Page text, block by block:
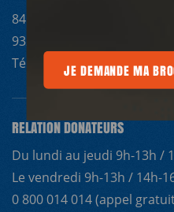
84 avenue du Président
93210 Saint Denis
Tél : 01 44 92 15 15
RELATION DONATEURS
Du lundi au jeudi 9h-13h /
Le vendredi 9h-13h / 14h-
0 800 014 014 (appel
MA BROCHURE D'INFORMATION
JE DEMANDE MA